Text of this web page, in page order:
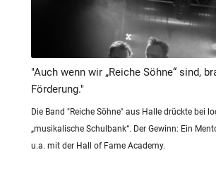
"Auch wenn wir „Reiche Söhne“ sind,
Förderung."
Die Band "Reiche Söhne" aus Halle drückte bei
„musikalische Schulbank“. Der Gewinn: Ein
u.a. mit der Hall of Fame Academy.